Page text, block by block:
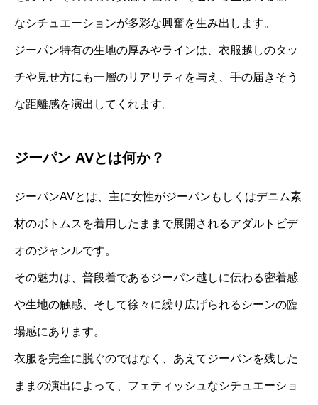
なシチュエーションが多彩な興奮を生み出します。
ジーパン特有の生地の厚みやラインは、衣服越しのタッ
チや見せ方にも一層のリアリティを与え、手の届きそう
な距離感を演出してくれます。
ジーパン AVとは何か？
ジーパンAVとは、主に女性がジーパンもしくはデニム素
材のボトムスを着用したままで展開されるアダルトビデ
オのジャンルです。
その魅力は、普段着であるジーパン越しに伝わる密着感
や生地の触感、そして徐々に繰り広げられるシーンの臨
場感にあります。
衣服を完全に脱ぐのではなく、あえてジーパンを残した
ままの演出によって、フェティッシュなシチュエーショ